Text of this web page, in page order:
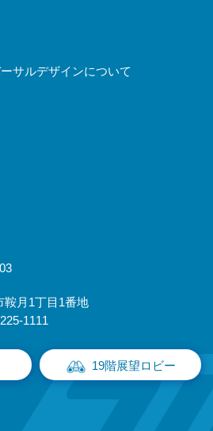
サルデザインについて
鞍月1丁目1番地
1111
19階展望ロビー